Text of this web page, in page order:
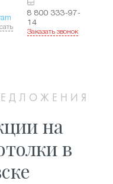
8 800 333-97-
14
Заказать звонок
на
в